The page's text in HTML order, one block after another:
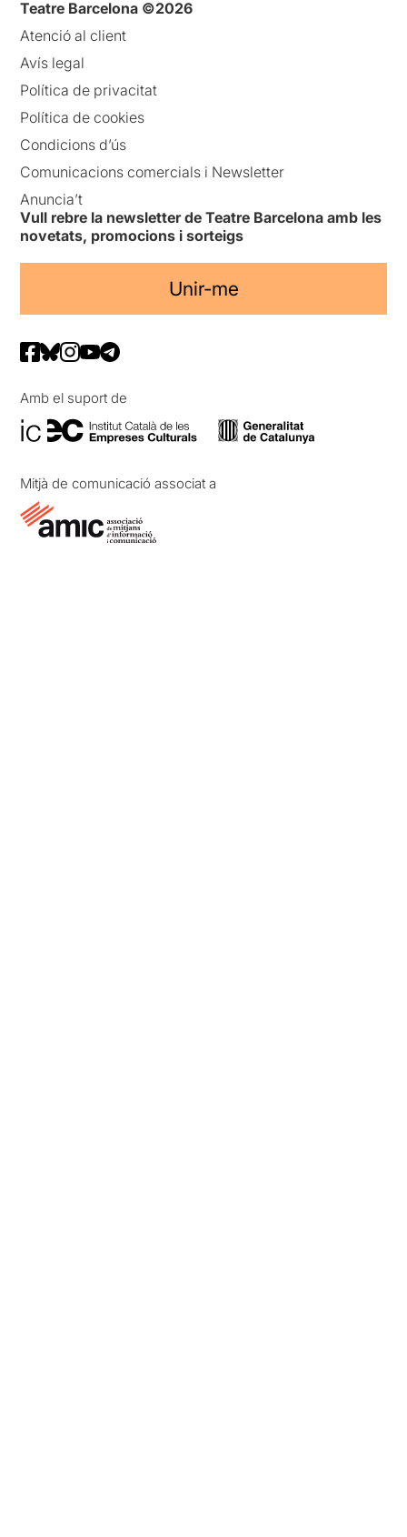
Teatre Barcelona ©2026
Atenció al client
Avís legal
Política de privacitat
Política de cookies
Condicions d’ús
Comunicacions comercials i Newsletter
Anuncia’t
Vull rebre la newsletter de Teatre Barcelona amb les
novetats, promocions i sorteigs
Unir-me
Amb el suport de
Mitjà de comunicació associat a